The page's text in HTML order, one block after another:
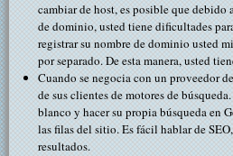
cambiar de host, es posible que debido
de dominio, usted tiene dificultades
registrar su nombre de dominio usted
por separado. De esta manera, usted
Cuando se negocia con un proveedor
de sus clientes de motores de
blanco y hacer su propia búsqueda en
las filas del sitio. Es fácil hablar de
resultados.